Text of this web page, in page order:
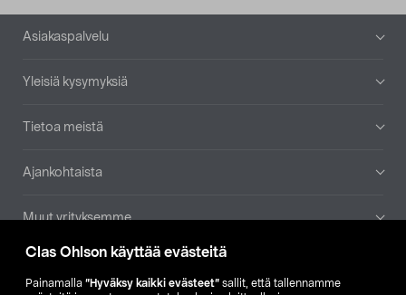
Clas Ohlson käyttää evästeitä
Painamalla ”Hyväksy kaikki evästeet” sallit, että tallennamme
Alatunniste
Asiakaspalvelu
Yleisiä kysymyksiä
Tietoa meistä
Ajankohtaista
Muut yrityksemme
Etsi myymälä